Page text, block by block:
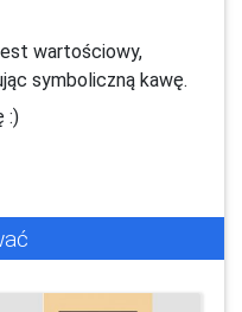
wartościowy,
symboliczną kawę.
:)